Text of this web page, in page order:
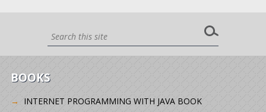
BOOKS
INTERNET PROGRAMMING WITH JAVA BOOK